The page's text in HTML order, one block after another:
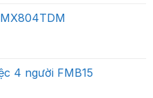
4 người FMB15